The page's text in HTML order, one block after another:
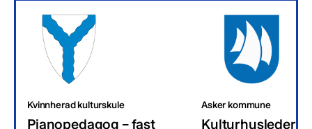
Kvinnherad kulturskule
Pianopedagog – fast
Asker kommune
Kulturhusleder